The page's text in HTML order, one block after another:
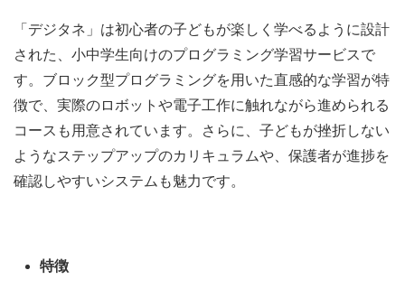
「デジタネ」は初心者の子どもが楽しく学べるように設計
された、小中学生向けのプログラミング学習サービスで
す。ブロック型プログラミングを用いた直感的な学習が特
徴で、実際のロボットや電子工作に触れながら進められる
コースも用意されています。さらに、子どもが挫折しない
ようなステップアップのカリキュラムや、保護者が進捗を
確認しやすいシステムも魅力です。
特徴